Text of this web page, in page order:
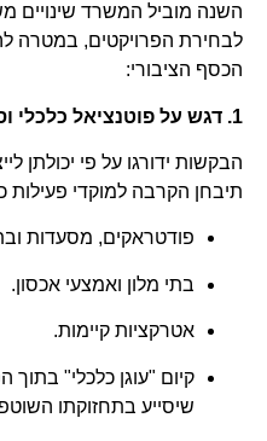
השנה מוביל המשרד שינויים
לבחירת הפרויקטים, במטרה
הכסף הציבורי:
1. דגש על פוטנציאל כלכלי וסביבתי
הבקשות ידורגו על פי יכולתן
תיבחן הקרבה למוקדי פעילות
פודטראקים, מסעדות
בתי מלון ואמצעי אכסון.
אטרקציות קיימות.
קיום "עוגן כלכלי" בתוך
שיסייע בתחזוקתו